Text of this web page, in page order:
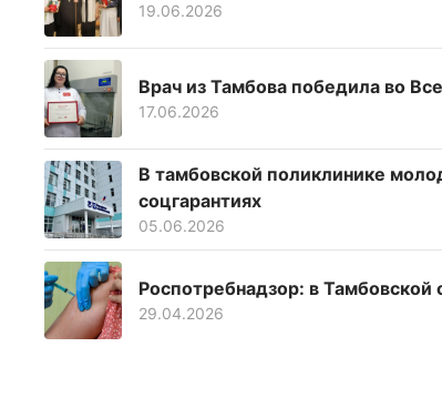
19.06.2026
Врач из Тамбова победила во
17.06.2026
В тамбовской поликлинике
соцгарантиях
05.06.2026
Роспотребнадзор: в Тамбовской
29.04.2026